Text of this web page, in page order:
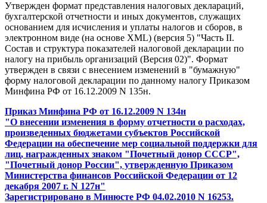
Утвержден формат представления налоговых деклараций,
бухгалтерской отчетности и иных документов, служащих
основанием для исчисления и уплаты налогов и сборов, в
электронном виде (на основе XML) (версия 5) "Часть II.
Состав и структура показателей налоговой декларации по
налогу на прибыль организаций (Версия 02)". Формат
утвержден в связи с внесением изменений в "бумажную"
форму налоговой декларации по данному налогу Приказом
Минфина РФ от 16.12.2009 N 135н.
Приказ Минфина РФ от 16.12.2009 N 134н
"О внесении изменения в форму отчетности о расходах,
произведенных бюджетами субъектов Российской
Федерации на обеспечение мер социальной поддержки для
лиц, награжденных знаком "Почетный донор СССР",
"Почетный донор России", утвержденную Приказом
Министерства финансов Российской Федерации от 12
декабря 2007 г. N 127н"
Зарегистрировано в Минюсте РФ 04.02.2010 N 16253.